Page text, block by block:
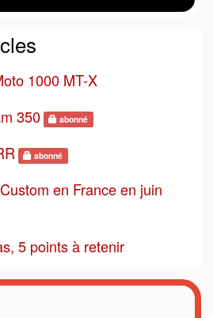
1000 MT-X
350
abonné
abonné
en France en juin
5 points à retenir